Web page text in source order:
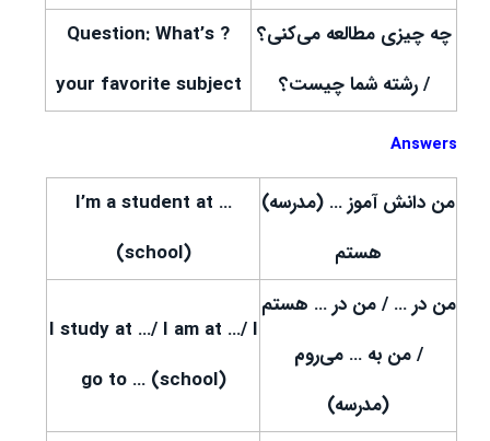
چه چیزی مطالعه می‌کنی؟
/ رشته شما چیست؟
? Question: What’s
your favorite subject
Answers
من دانش آموز … (مدرسه)
هستم
I’m a student at …
(school)
من در … / من در … هستم
/ من به … می‌روم
(مدرسه)
I study at …/ I am at …/ I
go to … (school)